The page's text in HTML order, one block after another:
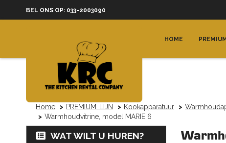
BEL ONS OP: 033-2003090
HOME
Home PREMIUM-LIJN Kookapparatuur
Warmhoudvitrine, model MARIE 6
WAT WILT U HUREN?